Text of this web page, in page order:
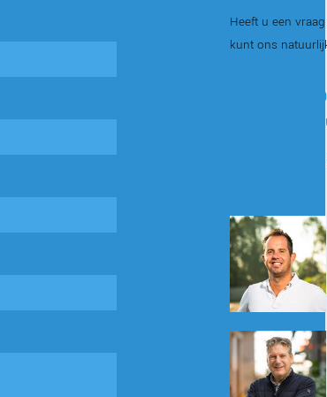
Heeft u een
kunt ons
020 587
OF NEEM